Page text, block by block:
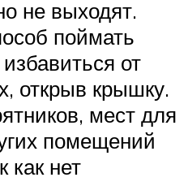
не выходят.
поймать
от
открыв крышку.
мест для
помещений
как нет